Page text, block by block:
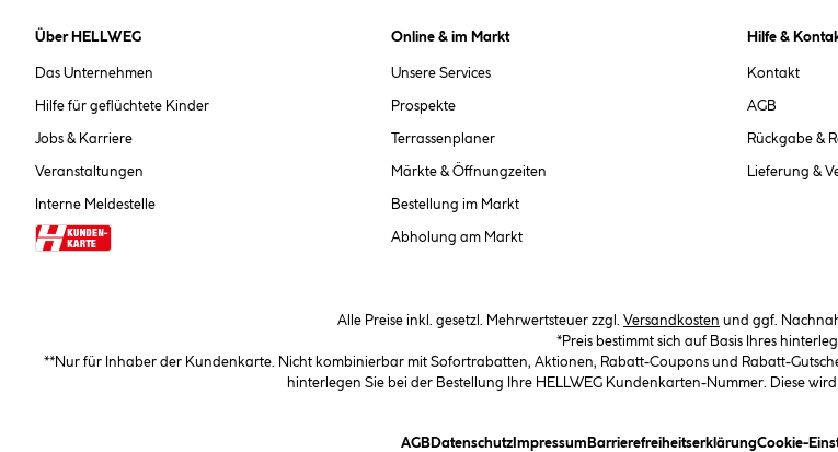
Über HELLWEG
Das Unternehmen
Hilfe für geflüchtete Kinder
Jobs & Karriere
Veranstaltungen
Interne Meldestelle
Online & im Markt
Unsere Services
Prospekte
Terrassenplaner
Märkte & Öffnungzeiten
Bestellung im Markt
Abholung am Markt
Hilfe &
Kontakt
AGB
Rückgabe &
Lieferung &
Alle Preise inkl. gesetzl. Mehrwertsteuer zzgl. Versandkosten und ggf.
*Preis bestimmt sich auf Basis Ihres
**Nur für Inhaber der Kundenkarte. Nicht kombinierbar mit Sofortrabatten, Aktionen, Rabatt-Coupons und Rabatt-
hinterlegen Sie bei der Bestellung Ihre HELLWEG Kundenkarten-Nummer. Diese
AGB(öffnet ein Dialogfeld)
Datenschutz(öffnet ein Dialogfeld)
Impressum(öffnet ein Dialogfeld)
Barrierefreiheitserklärung(öffnet ein
Cookie-